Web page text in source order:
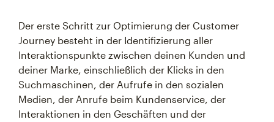
Der erste Schritt zur Optimierung der Customer
Journey besteht in der Identifizierung aller
Interaktionspunkte zwischen deinen Kunden und
deiner Marke, einschließlich der Klicks in den
Suchmaschinen, der Aufrufe in den sozialen
Medien, der Anrufe beim Kundenservice, der
Interaktionen in den Geschäften und der